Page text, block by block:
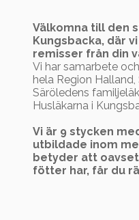
Välkomna till den
Kungsbacka, där
remisser från din
Vi har samarbete
hela Region
Säröledens
Husläkarna i
Vi är 9 stycken
utbildade inom
betyder att
fötter har, får du